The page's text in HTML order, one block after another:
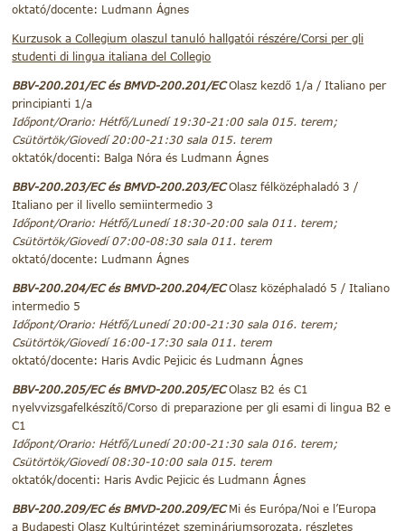
oktató/docente: Ludmann Ágnes
Kurzusok a Collegium olaszul tanuló hallgatói részére/Corsi per gli
studenti di lingua italiana del Collegio
BBV-200.201/EC és BMVD-200.201/EC Olasz kezdő 1/a / Italiano per
principianti 1/a
Időpont/Orario: Hétfő/Lunedí 19:30-21:00sala 015. terem;
Csütörtök/Giovedí 20:00-21:30sala 015. terem
oktatók/docenti: Balga Nóra és Ludmann Ágnes
BBV-200.203/EC és BMVD-200.203/EC Olasz félközéphaladó 3 /
Italiano per il livello semiintermedio 3
Időpont/Orario: Hétfő/Lunedí 18:30-20:00sala 011. terem;
Csütörtök/Giovedí 07:00-08:30sala 011. terem
oktató/docente: Ludmann Ágnes
BBV-200.204/EC és BMVD-200.204/ECOlasz középhaladó 5 / Italiano
intermedio 5
Időpont/Orario: Hétfő/Lunedí 20:00-21:30sala 016. terem;
Csütörtök/Giovedí 16:00-17:30sala 011. terem
oktató/docente: Haris Avdic Pejicic és Ludmann Ágnes
BBV-200.205/EC és BMVD-200.205/ECOlasz B2 és C1
nyelvvizsgafelkészítő/Corso di preparazione per gli esami di lingua B2 e
C1
Időpont/Orario: Hétfő/Lunedí 20:00-21:30sala 016. terem;
Csütörtök/Giovedí 08:30-10:00sala 015. terem
oktatók/docenti: Haris Avdic Pejicic és Ludmann Ágnes
BBV-200.209/EC és BMVD-200.209/ECMi és Európa/Noi e l’Europa
a Budapesti Olasz Kultúrintézet szemináriumsorozata, részletes